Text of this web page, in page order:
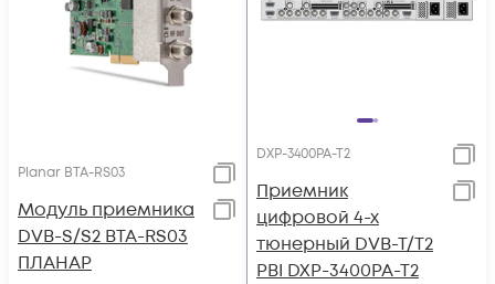
Planar BTA-RS03
Модуль приемника
DVB-S/S2 BTA-RS03
ПЛАНАР
DXP-3400PA-T2
Приемник
цифровой 4-х
тюнерный DVB-T/T2
PBI DXP-3400PA-T2